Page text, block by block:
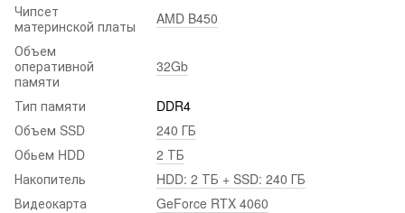
Чипсет
материнской платы
AMD B450
Объем
оперативной
памяти
32Gb
Тип памяти
DDR4
Объем SSD
240 ГБ
Обьем HDD
2 ТБ
Накопитель
HDD: 2 ТБ + SSD: 240 ГБ
Видеокарта
GeForce RTX 4060